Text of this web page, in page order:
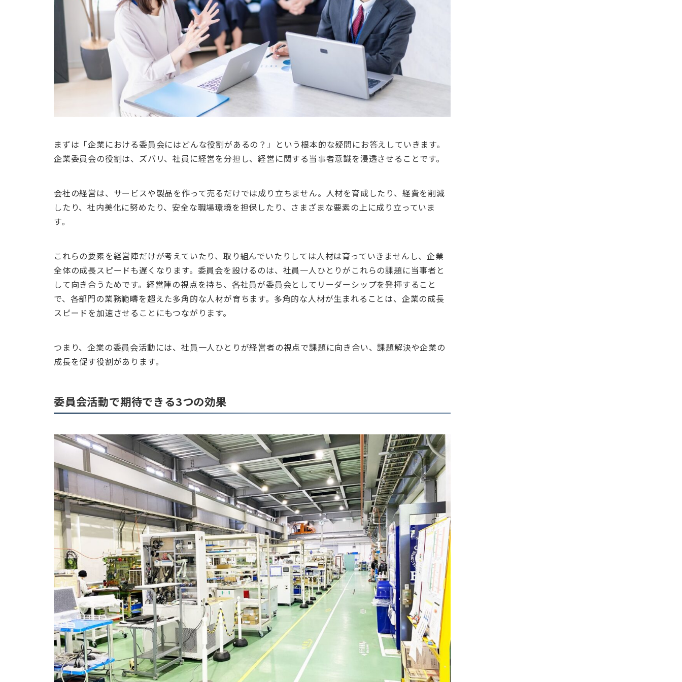
まずは「企業における委員会にはどんな役割があるの？」という根本的な疑問にお答えしていきます。
企業委員会の役割は、ズバリ、社員に経営を分担し、経営に関する当事者意識を浸透させることです。
会社の経営は、サービスや製品を作って売るだけでは成り立ちません。人材を育成したり、経費を削減
したり、社内美化に努めたり、安全な職場環境を担保したり、さまざまな要素の上に成り立っていま
す。
これらの要素を経営陣だけが考えていたり、取り組んでいたりしては人材は育っていきませんし、企業
全体の成長スピードも遅くなります。委員会を設けるのは、社員一人ひとりがこれらの課題に当事者と
して向き合うためです。経営陣の視点を持ち、各社員が委員会としてリーダーシップを発揮すること
で、各部門の業務範疇を超えた多角的な人材が育ちます。多角的な人材が生まれることは、企業の成長
スピードを加速させることにもつながります。
つまり、企業の委員会活動には、社員一人ひとりが経営者の視点で課題に向き合い、課題解決や企業の
成長を促す役割があります。
委員会活動で期待できる3つの効果